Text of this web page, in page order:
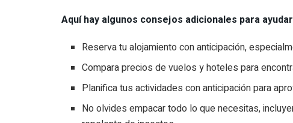
Aquí hay algunos consejos adicionales para
Reserva tu alojamiento con anticipación,
Compara precios de vuelos y hoteles para
Planifica tus actividades con anticipación para
No olvides empacar todo lo que necesitas,